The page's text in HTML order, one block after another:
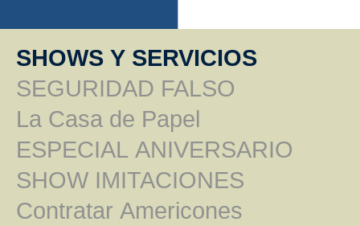
SHOWS Y SERVICIOS
SEGURIDAD FALSO
La Casa de Papel
ESPECIAL ANIVERSARIO
SHOW IMITACIONES
Contratar Americones